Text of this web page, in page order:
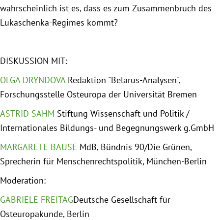
Kontakt
Twitter
YouTube
Facebook
Instagram
wahrscheinlich ist es, dass es zum Zusammenbruch des
Lukaschenka-Regimes kommt?
DISKUSSION MIT:
OLGA DRYNDOVARedaktion "Belarus-Analysen",
Forschungsstelle Osteuropa der Universität Bremen
ASTRID SAHM Stiftung Wissenschaft und Politik /
Internationales Bildungs- und Begegnungswerk g.GmbH
MARGARETE BAUSE MdB, Bündnis 90/Die Grünen,
Sprecherin für Menschenrechtspolitik, München-Berlin
Moderation:
GABRIELE FREITAGDeutsche Gesellschaft für
Osteuropakunde, Berlin